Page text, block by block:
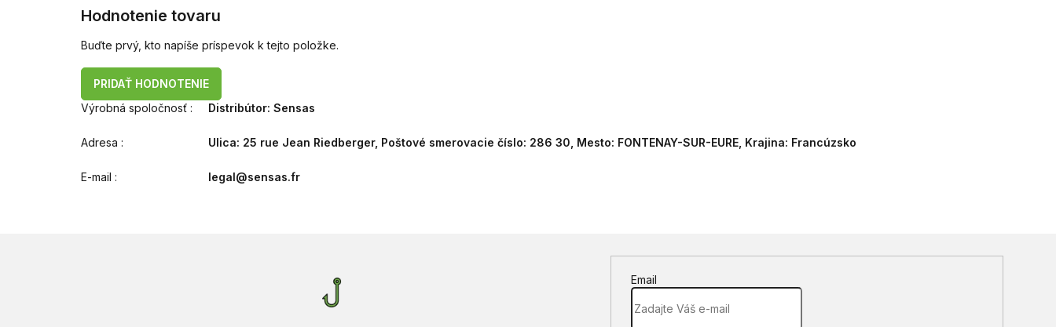
Hodnotenie tovaru
Buďte prvý, kto napíše príspevok k tejto položke.
PRIDAŤ HODNOTENIE
Výrobná spoločnosť : Distribútor: Sensas
Adresa : Ulica: 25 rue Jean Riedberger, Poštové smerovacie číslo: 286 30, Mesto: FONTENAY-SUR-EURE, Krajina: Francúzsko
E-mail : legal@sensas.fr
Email